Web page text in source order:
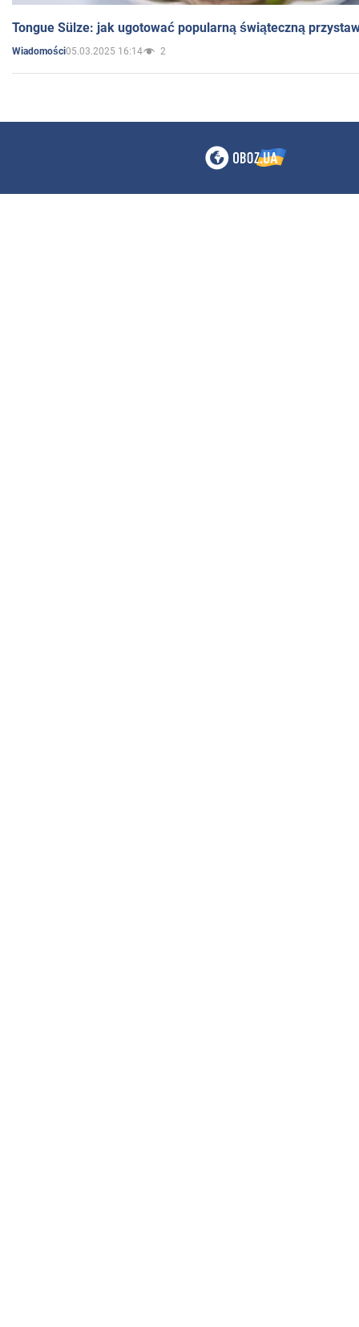
Tongue Sülze: jak ugotować popularną świąteczną
Wiadomości05.03.2025 16:14 2